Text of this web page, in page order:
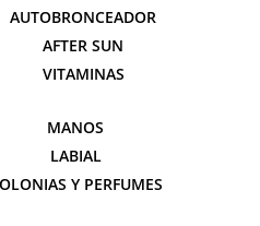
AUTOBRONCEADOR
AFTER SUN
VITAMINAS
MANOS
LABIAL
Y PERFUMES